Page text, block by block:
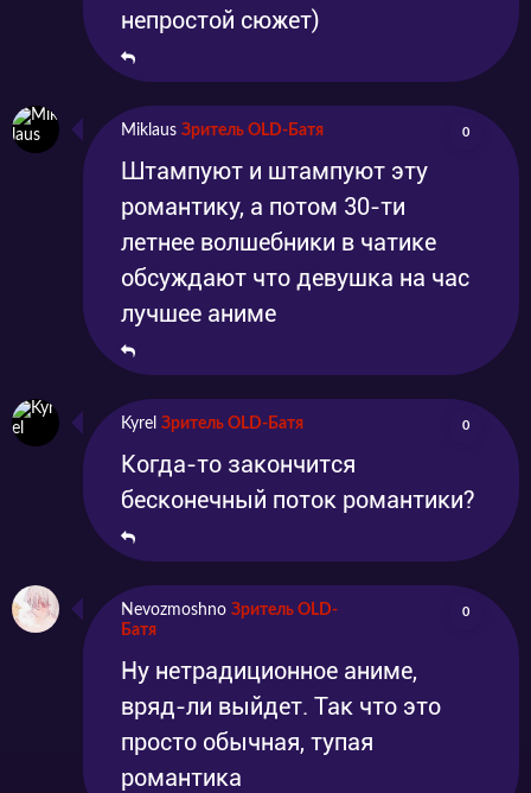
непростой сюжет)
Miklaus Зритель OLD-Батя 0
Штампуют и штампуют эту
романтику, а потом 30-ти
летнее волшебники в чатике
обсуждают что девушка на час
лучшее аниме
Kyrel Зритель OLD-Батя 0
Когда-то закончится
бесконечный поток романтики?
Nevozmoshno Зритель OLD-
Батя
0
Ну нетрадиционное аниме,
вряд-ли выйдет. Так что это
просто обычная, тупая
романтика